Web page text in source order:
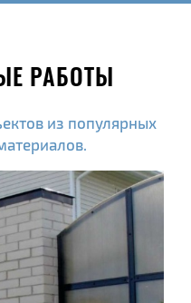
РАБОТЫ
из популярных